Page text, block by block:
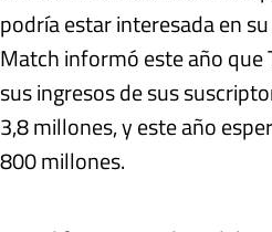
podría estar interesada en
Match informó este año que
sus ingresos de sus
3,8 millones, y este año
800 millones.